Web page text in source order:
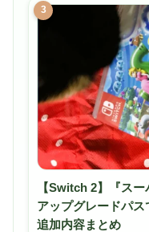
3
【Switch 2】『ス
アップグレードパ
追加内容まとめ